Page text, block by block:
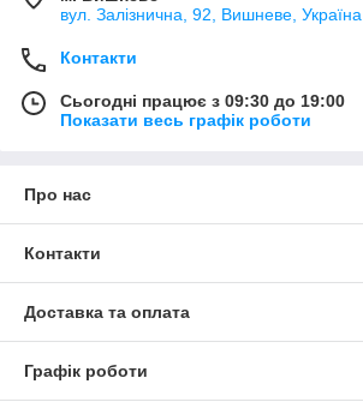
вул. Залізнична, 92, Вишневе, Україна
Контакти
Сьогодні працює з 09:30 до 19:00
Показати весь графік роботи
Про нас
Контакти
Доставка та оплата
Графік роботи